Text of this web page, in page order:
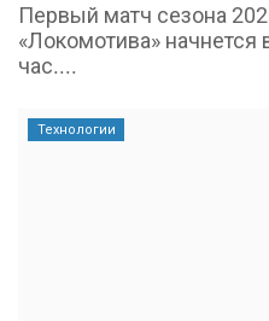
Первый матч сезона
«Локомотива»
час....
Технологии